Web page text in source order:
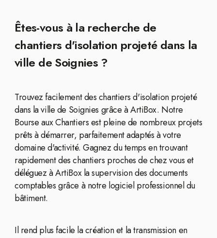
Êtes-vous à la recherche de
chantiers d'isolation projeté dans la
ville de Soignies ?
Trouvez facilement des chantiers d'isolation projeté
dans la ville de Soignies grâce à ArtiBox. Notre
Bourse aux Chantiers est pleine de nombreux projets
prêts à démarrer, parfaitement adaptés à votre
domaine d'activité. Gagnez du temps en trouvant
rapidement des chantiers proches de chez vous et
déléguez à ArtiBox la supervision des documents
comptables grâce à notre logiciel professionnel du
bâtiment.
Il rend plus facile la création et la transmission en